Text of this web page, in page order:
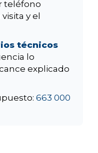
teléfono
y el
técnicos
lo
explicado
663 000